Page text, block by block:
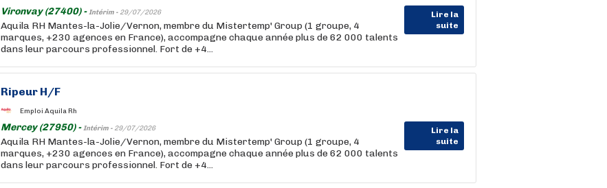
Vironvay (27400) -Intérim - 29/07/2026
Lire la
suite
Aquila RH Mantes-la-Jolie/Vernon, membre du Mistertemp' Group (1 groupe, 4
marques, +230 agences en France), accompagne chaque année plus de 62 000 talents
dans leur parcours professionnel. Fort de +4...
Ripeur H/F
Emploi Aquila Rh
Mercey (27950) -Intérim - 29/07/2026
Lire la
suite
Aquila RH Mantes-la-Jolie/Vernon, membre du Mistertemp' Group (1 groupe, 4
marques, +230 agences en France), accompagne chaque année plus de 62 000 talents
dans leur parcours professionnel. Fort de +4...